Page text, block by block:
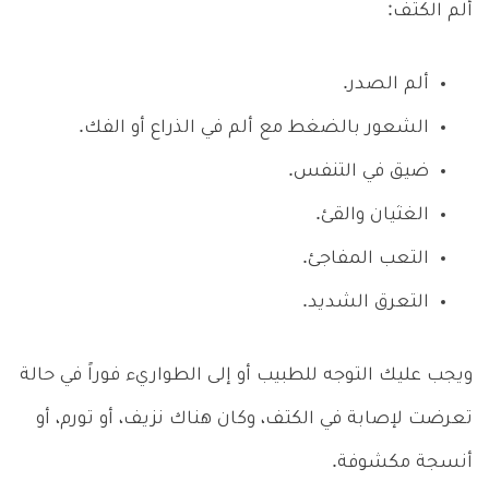
ألم الكتف:
ألم الصدر.
الشعور بالضغط مع ألم في الذراع أو الفك.
ضيق في التنفس.
الغثيان والقئ.
التعب المفاجئ.
التعرق الشديد.
ويجب عليك التوجه للطبيب أو إلى الطواريء فوراً في حالة
تعرضت لإصابة في الكتف، وكان هناك نزيف، أو تورم، أو
أنسجة مكشوفة.